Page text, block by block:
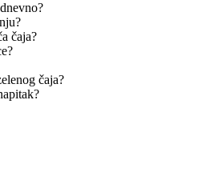
čaja?
čaja?